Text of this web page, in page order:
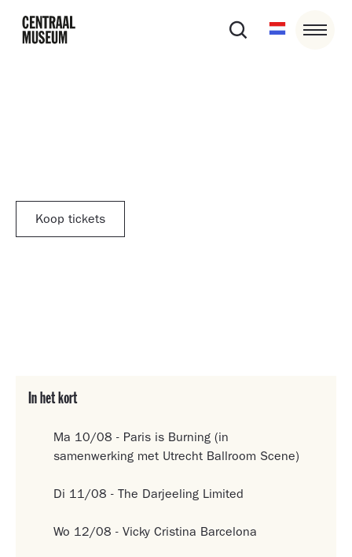
Koop tickets
In het kort
Ma 10/08 - Paris is Burning (in
samenwerking met Utrecht Ballroom Scene)
Di 11/08 - The Darjeeling Limited
Wo 12/08 - Vicky Cristina Barcelona